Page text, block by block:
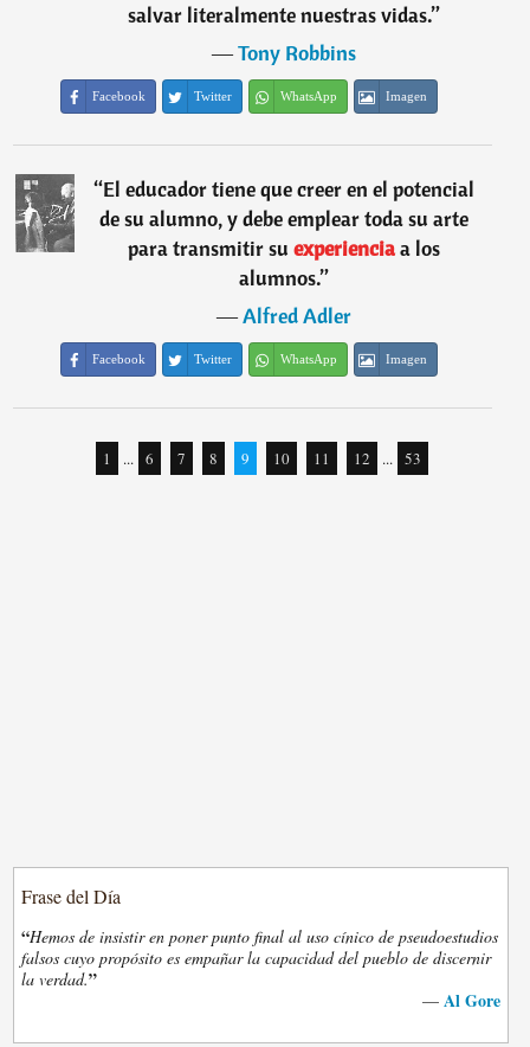
salvar literalmente nuestras vidas.”
―Tony Robbins
Facebook Twitter WhatsApp Imagen
“El educador tiene que creer en el potencial
de su alumno, y debe emplear toda su arte
para transmitir su experienciaa los
alumnos.”
―Alfred Adler
Facebook Twitter WhatsApp Imagen
1 ... 6 7 8 9 10 11 12 ... 53
Frase del Día
“Hemos de insistir en poner punto final al uso cínico de pseudoestudios
falsos cuyo propósito es empañar la capacidad del pueblo de discernir
la verdad.”
— Al Gore